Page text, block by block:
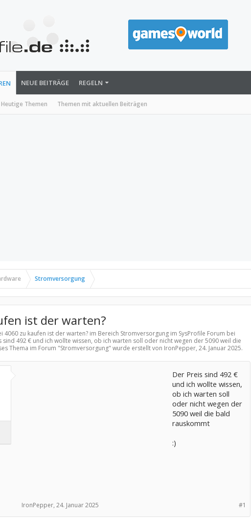
Heutige Themen Themen mit aktuellen Beiträgen
NEUE BEITRÄGE REGELN
Stromversorgung
ist der warten?
4060 zu kaufen ist der warten? im Bereich Stromversorgungim SysProfile Forum bei
sind 492 € und ich wollte wissen, ob ich warten soll oder nicht wegen der 5090 weil die
Thema im Forum "Stromversorgung" wurde erstellt von IronPepper, 24. Januar 2025.
Der Preis sind 492 €
und ich wollte wissen,
ob ich warten soll
oder nicht wegen der
5090 weil die bald
rauskommt
:)
#1
IronPepper, 24. Januar 2025